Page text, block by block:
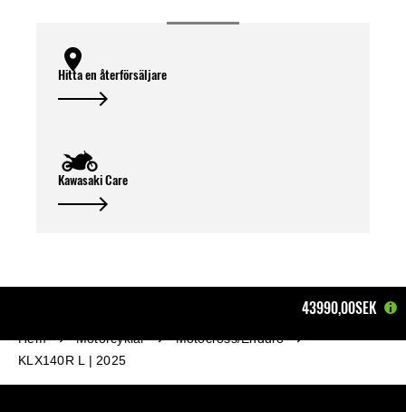
Hitta en återförsäljare
Kawasaki Care
43990,00SEK
Hem Motorcyklar
Motocross/Enduro
KLX140R L | 2025